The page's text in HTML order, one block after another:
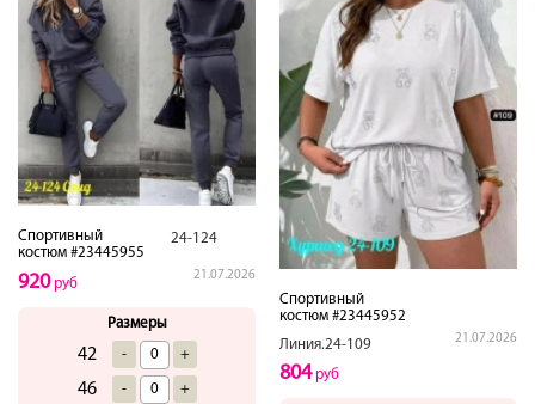
Спортивный
костюм #23445955
24-124
21.07.2026
920руб
Размеры
42 - +
46 - +
Спортивный
костюм #23445952
Линия.24-109
21.07.2026
804руб